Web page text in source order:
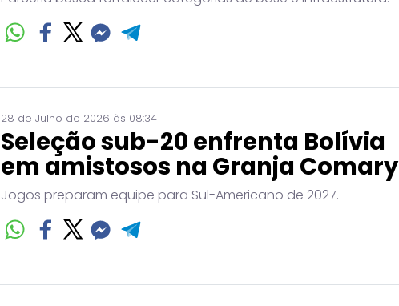
28 de Julho de 2026 às 08:34
Seleção sub-20 enfrenta Bolívia
em amistosos na Granja Comary
Jogos preparam equipe para Sul-Americano de 2027.